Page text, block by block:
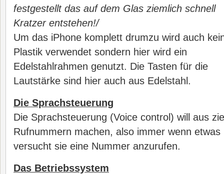
festgestellt das auf dem Glas ziemlich schnell
Kratzer entstehen!/
Um das iPhone komplett drumzu wird auch
Plastik verwendet sondern hier wird ein
Edelstahlrahmen genutzt. Die Tasten für die
Lautstärke sind hier auch aus Edelstahl.
Die Sprachsteuerung
Die Sprachsteuerung (Voice control) will aus
Rufnummern machen, also immer wenn
versucht sie eine Nummer anzurufen.
Das Betriebssystem